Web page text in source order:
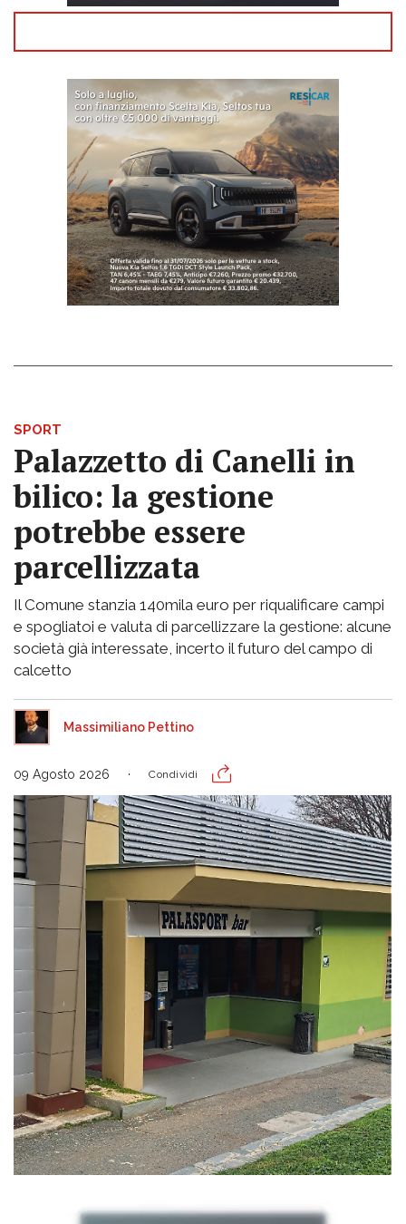
SPORT
Palazzetto di Canelli in
bilico: la gestione
potrebbe essere
parcellizzata
Il Comune stanzia 140mila euro per riqualificare campi
e spogliatoi e valuta di parcellizzare la gestione: alcune
società già interessate, incerto il futuro del campo di
calcetto
Massimiliano Pettino
09 Agosto 2026 Condividi